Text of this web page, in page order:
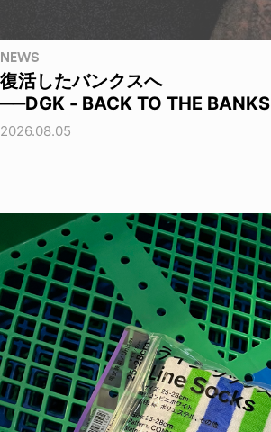
NEWS
復活したバンクスへ
──DGK - BACK TO THE BANKS
2026.08.05